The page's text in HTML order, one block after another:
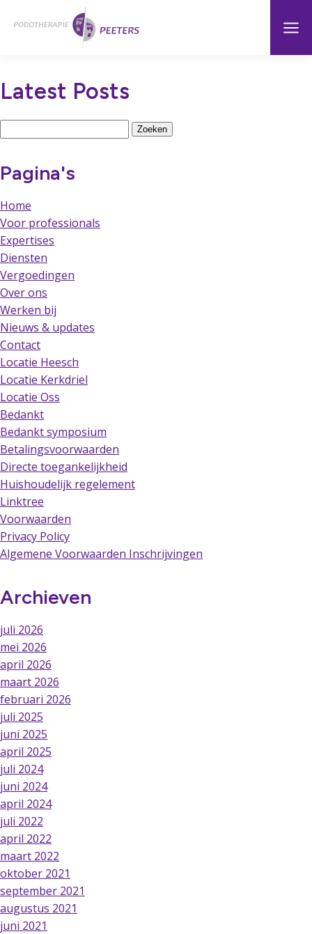
hoofdinhoud
Latest Posts
Pagina's
Home
Voor professionals
Expertises
Diensten
Vergoedingen
Over ons
Werken bij
Nieuws & updates
Contact
Locatie Heesch
Locatie Kerkdriel
Locatie Oss
Bedankt
Bedankt symposium
Betalingsvoorwaarden
Directe toegankelijkheid
Huishoudelijk regelement
Linktree
Voorwaarden
Privacy Policy
Algemene Voorwaarden Inschrijvingen
Archieven
juli 2026
mei 2026
april 2026
maart 2026
februari 2026
juli 2025
juni 2025
april 2025
juli 2024
juni 2024
april 2024
juli 2022
april 2022
maart 2022
oktober 2021
september 2021
augustus 2021
juni 2021